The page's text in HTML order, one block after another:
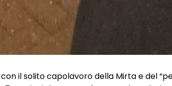
il solito capolavoro della Mirta e del